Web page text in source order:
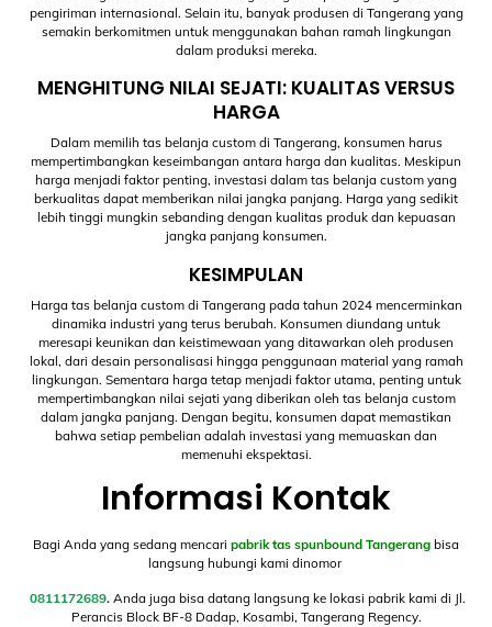
pengiriman internasional. Selain itu, banyak produsen di Tangerang yang
semakin berkomitmen untuk menggunakan bahan ramah lingkungan
dalam produksi mereka.
MENGHITUNG NILAI SEJATI: KUALITAS VERSUS
HARGA
Dalam memilih tas belanja custom di Tangerang, konsumen harus
mempertimbangkan keseimbangan antara harga dan kualitas. Meskipun
harga menjadi faktor penting, investasi dalam tas belanja custom yang
berkualitas dapat memberikan nilai jangka panjang. Harga yang sedikit
lebih tinggi mungkin sebanding dengan kualitas produk dan kepuasan
jangka panjang konsumen.
KESIMPULAN
Harga tas belanja custom di Tangerang pada tahun 2024 mencerminkan
dinamika industri yang terus berubah. Konsumen diundang untuk
meresapi keunikan dan keistimewaan yang ditawarkan oleh produsen
lokal, dari desain personalisasi hingga penggunaan material yang ramah
lingkungan. Sementara harga tetap menjadi faktor utama, penting untuk
mempertimbangkan nilai sejati yang diberikan oleh tas belanja custom
dalam jangka panjang. Dengan begitu, konsumen dapat memastikan
bahwa setiap pembelian adalah investasi yang memuaskan dan
memenuhi ekspektasi.
Informasi Kontak
Bagi Anda yang sedang mencari pabrik tas spunbound Tangerang bisa
langsung hubungi kami dinomor
0811172689. Anda juga bisa datang langsung ke lokasi pabrik kami di Jl.
Perancis Block BF-8 Dadap, Kosambi, Tangerang Regency.